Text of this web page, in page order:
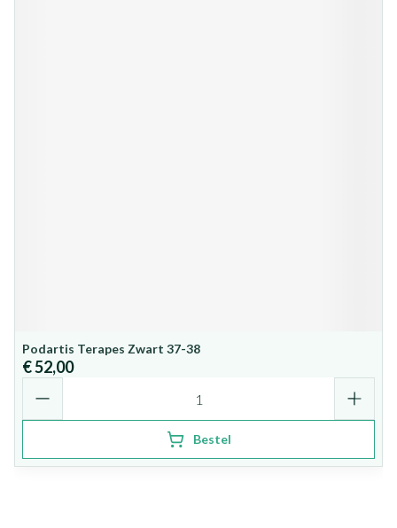
Podartis Terapes Zwart 37-38
€ 52,00
Bestel